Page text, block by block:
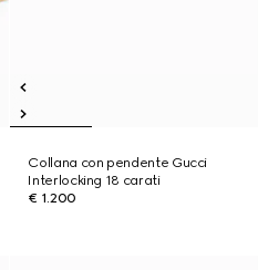
Collana con pendente Gucci
Interlocking 18 carati
€ 1.200